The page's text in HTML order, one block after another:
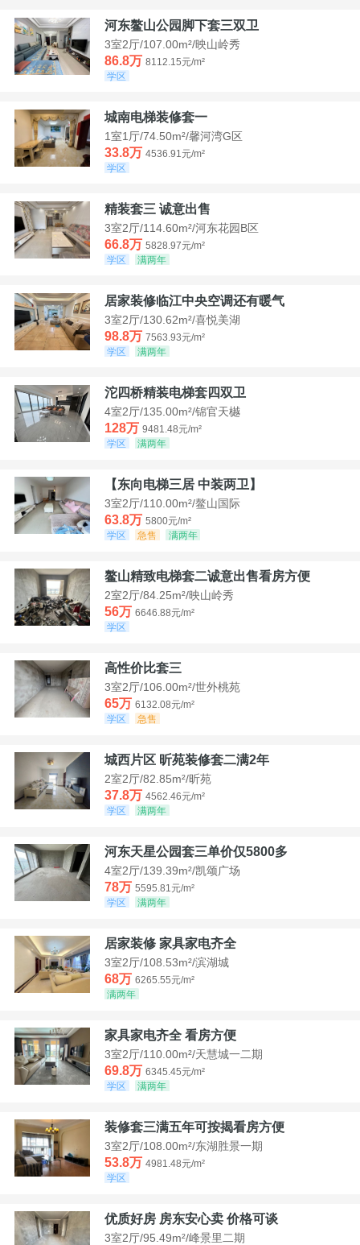
河东鳌山公园脚下套三双卫
3室2厅/107.00m²/映山岭秀
86.8万 8112.15元/m²
学区
城南电梯装修套一
1室1厅/74.50m²/馨河湾G区
33.8万 4536.91元/m²
学区
精装套三 诚意出售
3室2厅/114.60m²/河东花园B区
66.8万 5828.97元/m²
学区
满两年
居家装修临江中央空调还有暖气
3室2厅/130.62m²/喜悦美湖
98.8万 7563.93元/m²
学区
满两年
沱四桥精装电梯套四双卫
4室2厅/135.00m²/锦官天樾
128万 9481.48元/m²
学区
满两年
【东向电梯三居 中装两卫】
3室2厅/110.00m²/鳌山国际
63.8万 5800元/m²
学区
急售 满两年
鳌山精致电梯套二诚意出售看房方便
2室2厅/84.25m²/映山岭秀
56万 6646.88元/m²
学区
高性价比套三
3室2厅/106.00m²/世外桃苑
65万 6132.08元/m²
学区
急售
城西片区 昕苑装修套二满2年
2室2厅/82.85m²/昕苑
37.8万 4562.46元/m²
学区
满两年
河东天星公园套三单价仅5800多
4室2厅/139.39m²/凯颂广场
78万 5595.81元/m²
学区
满两年
居家装修 家具家电齐全
3室2厅/108.53m²/滨湖城
68万 6265.55元/m²
满两年
家具家电齐全 看房方便
3室2厅/110.00m²/天慧城一二期
69.8万 6345.45元/m²
学区
满两年
装修套三满五年可按揭看房方便
3室2厅/108.00m²/东湖胜景一期
53.8万 4981.48元/m²
学区
优质好房 房东安心卖 价格可谈
3室2厅/95.49m²/峰景里二期